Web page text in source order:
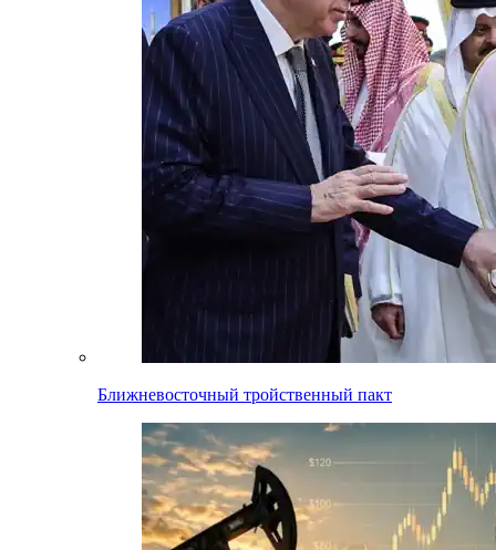
Ближневосточный тройственный пакт